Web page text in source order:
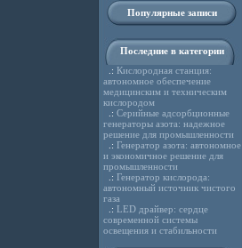
Популярные записи
Последние в категории
.: Кислородная станция:
автономное обеспечение
медицинским и техническим
кислородом
.: Серийные адсорбционные
генераторы азота: надежное
решение для промышленности
.: Генератор азота: автономное
и экономичное решение для
промышленности
.: Генератор кислорода:
автономный источник чистого
газа
.: LED драйвер: сердце
современной системы
освещения и стабильности